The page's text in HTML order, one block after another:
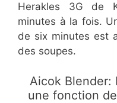
Herakles 3G de
minutes à la fois.
de six minutes est
des soupes.
Aicok Blender:
une fonction